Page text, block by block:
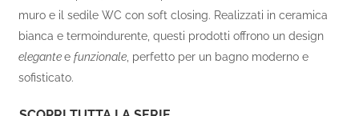
muro e il sedile WC con soft closing. Realizzati in ceramica
bianca e termoindurente, questi prodotti offrono un design
elegantee funzionale , perfetto per un bagno moderno e
sofisticato.